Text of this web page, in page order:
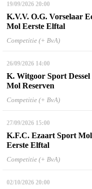
19/09/2026 20:00
K.V.V. O.G. Vorselaar
Mol Eerste Elftal
Competitie (+ BvA)
26/09/2026 14:00
K. Witgoor Sport
Mol Reserven
Competitie (+ BvA)
27/09/2026 15:00
K.F.C. Ezaart Sport
Eerste Elftal
Competitie (+ BvA)
02/10/2026 20:00